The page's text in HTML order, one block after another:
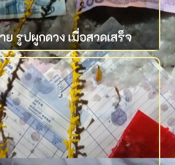
รูปผูกดวง เมื่อสวดเสร็จ